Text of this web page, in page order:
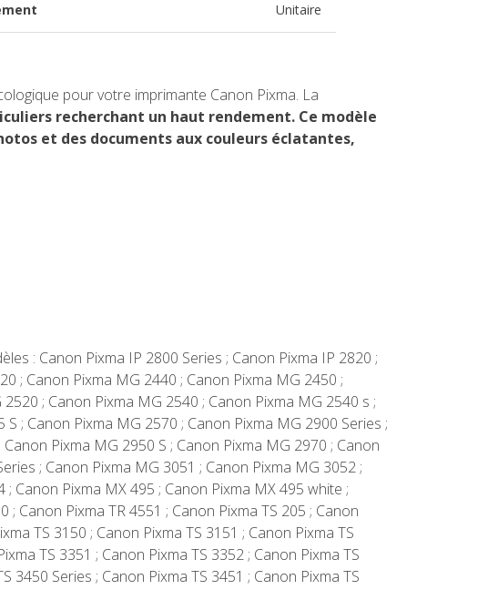
Unitaire
pour votre imprimante Canon Pixma. La
recherchant un haut rendement. Ce modèle
et des documents aux couleurs éclatantes,
: Canon Pixma IP 2800 Series ; Canon Pixma IP 2820 ;
; Canon Pixma MG 2440 ; Canon Pixma MG 2450 ;
; Canon Pixma MG 2540 ; Canon Pixma MG 2540 s ;
; Canon Pixma MG 2570 ; Canon Pixma MG 2900 Series ;
Pixma MG 2950 S ; Canon Pixma MG 2970 ; Canon
; Canon Pixma MG 3051 ; Canon Pixma MG 3052 ;
Canon Pixma MX 495 ; Canon Pixma MX 495 white ;
Canon Pixma TR 4551 ; Canon Pixma TS 205 ; Canon
TS 3150 ; Canon Pixma TS 3151 ; Canon Pixma TS
TS 3351 ; Canon Pixma TS 3352 ; Canon Pixma TS
3450 Series ; Canon Pixma TS 3451 ; Canon Pixma TS